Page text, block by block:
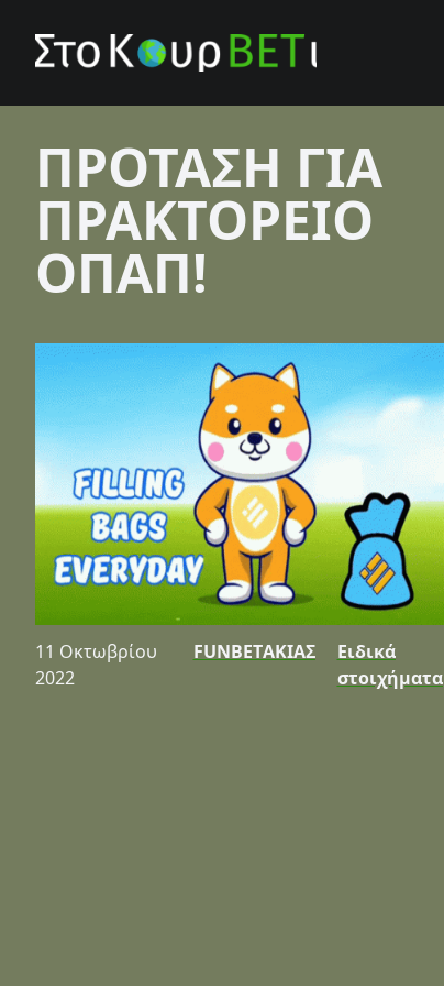
ΠΡΟΤΑΣΗ ΓΙΑ
ΠΡΑΚΤΟΡΕΙΟ
ΟΠΑΠ!
11 Οκτωβρίου
2022
FUNBETΑΚΙΑΣ
Ειδικά
στοιχήματα